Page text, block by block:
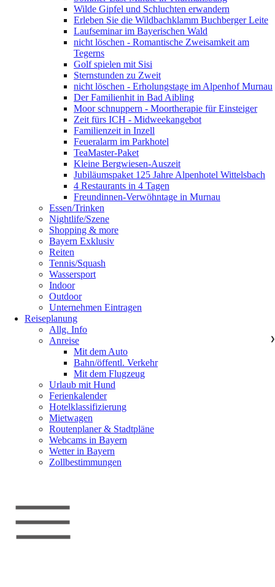
Wilde Gipfel und Schluchten erwandern
Erleben Sie die Wildbachklamm Buchberger Leite
Laufseminar im Bayerischen Wald
nicht löschen - Romantische Zweisamkeit am
Tegerns
Golf spielen mit Sisi
Sternstunden zu Zweit
nicht löschen - Erholungstage im Alpenhof Murnau
Der Familienhit in Bad Aibling
Moor schnuppern - Moortherapie für Einsteiger
Zeit fürs ICH - Midweekangebot
Familienzeit in Inzell
Feueralarm im Parkhotel
TeaMaster-Paket
Kleine Bergwiesen-Auszeit
Jubiläumspaket 125 Jahre Alpenhotel Wittelsbach
4 Restaurants in 4 Tagen
Freundinnen-Verwöhntage in Murnau
Essen/Trinken
Nightlife/Szene
Shopping & more
Bayern Exklusiv
Reiten
Tennis/Squash
Wassersport
Indoor
Outdoor
Unternehmen Eintragen
Reiseplanung
Allg. Info
Anreise
❯
Mit dem Auto
Bahn/öffentl. Verkehr
Mit dem Flugzeug
Urlaub mit Hund
Ferienkalender
Hotelklassifizierung
Mietwagen
Routenplaner & Stadtpläne
Webcams in Bayern
Wetter in Bayern
Zollbestimmungen